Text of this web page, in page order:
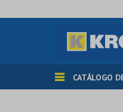
CATÁLOGO